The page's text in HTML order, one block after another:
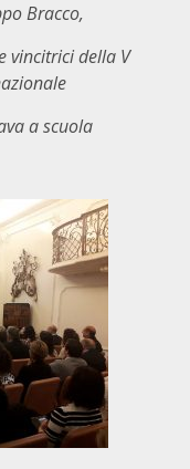
Bracco,
vincitrici della V
a scuola